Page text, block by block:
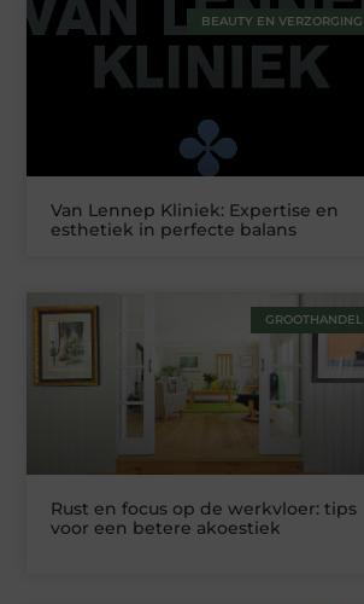
BEAUTY EN VERZORGING
Van Lennep Kliniek: Expertise en
esthetiek in perfecte balans
GROOTHANDEL
Rust en focus op de werkvloer: tips
voor een betere akoestiek